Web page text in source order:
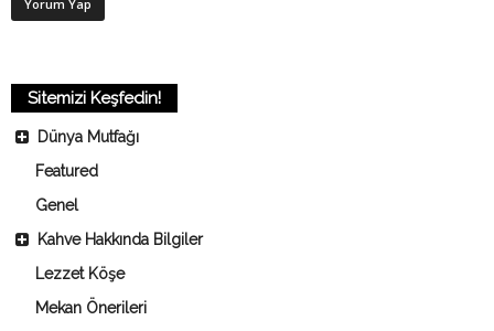
Sitemizi Keşfedin!
Dünya Mutfağı
Featured
Genel
Kahve Hakkında Bilgiler
Lezzet Köşe
Mekan Önerileri